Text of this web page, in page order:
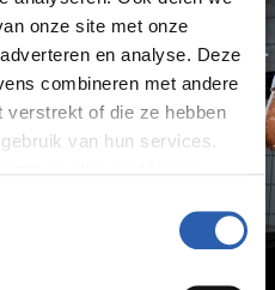
onze site met onze
en analyse. Deze
combineren met andere
verstrekt of die ze hebben
van hun services.
die uw gegevens